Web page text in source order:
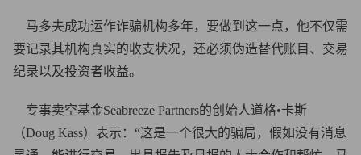
马多夫成功运作诈骗机构多年，要做到这一点，他不仅需
要记录其机构真实的收支状况，还必须伪造替代账目、交易
纪录以及投资者收益。
专事卖空基金Seabreeze Partners的创始人道格•卡斯
（Doug Kass）表示：“这是一个很大的骗局，假如没有消息